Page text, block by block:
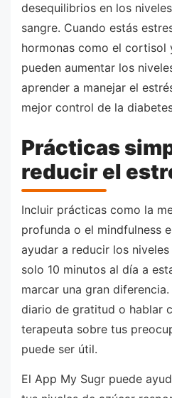
desequilibrios en los
sangre. Cuando estás
hormonas como el cortisol
pueden aumentar los
aprender a manejar el
mejor control de la
Prácticas
reducir el
Incluir prácticas como la
profunda o el mindfulness
ayudar a reducir los
solo 10 minutos al día a
marcar una gran
diario de gratitud o hablar
terapeuta sobre tus
puede ser útil.
El App My Sugr puede